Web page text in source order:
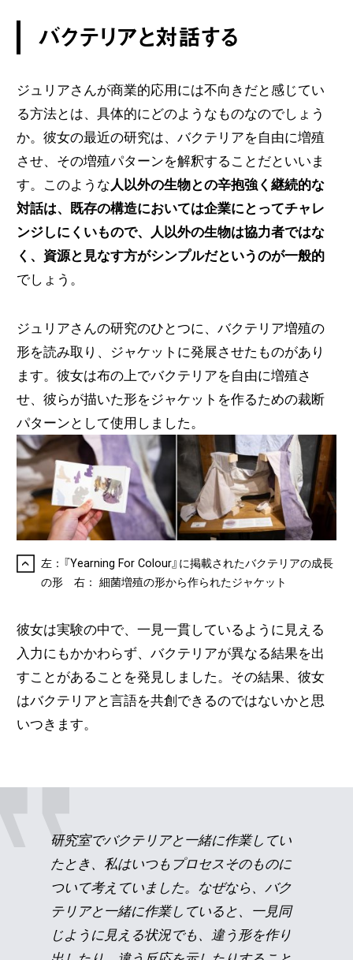
バクテリアと対話する
ジュリアさんが商業的応用には不向きだと感じてい
る方法とは、具体的にどのようなものなのでしょう
か。彼女の最近の研究は、バクテリアを自由に増殖
させ、その増殖パターンを解釈することだといいま
す。このような人以外の生物との辛抱強く継続的な
対話は、既存の構造においては企業にとってチャレ
ンジしにくいもので、人以外の生物は協力者ではな
く、資源と見なす方がシンプルだというのが一般的
でしょう。
ジュリアさんの研究のひとつに、バクテリア増殖の
形を読み取り、ジャケットに発展させたものがあり
ます。彼女は布の上でバクテリアを自由に増殖さ
せ、彼らが描いた形をジャケットを作るための裁断
パターンとして使用しました。
左：『Yearning For Colour』に掲載されたバクテリアの成長
の形 右： 細菌増殖の形から作られたジャケット
彼女は実験の中で、一見一貫しているように見える
入力にもかかわらず、バクテリアが異なる結果を出
すことがあることを発見しました。その結果、彼女
はバクテリアと言語を共創できるのではないかと思
いつきます。
研究室でバクテリアと一緒に作業してい
たとき、私はいつもプロセスそのものに
ついて考えていました。なぜなら、バク
テリアと一緒に作業していると、一見同
じように見える状況でも、違う形を作り